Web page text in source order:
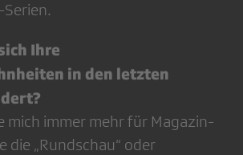
Ihre
in den letzten
mich immer mehr für Magazin-
die „Rundschau“ oder